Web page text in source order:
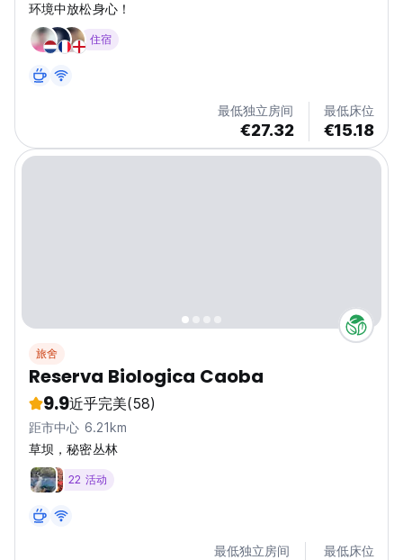
环境中放松身心！
住宿
最低独立房间
€27.32
最低床位
€15.18
旅舍
Reserva Biologica Caoba
9.9近乎完美(58)
距市中心 6.21km
草坝，秘密丛林
22 活动
最低独立房间 最低床位